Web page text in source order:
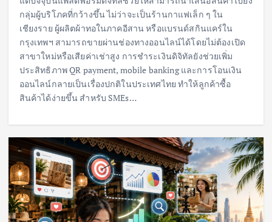
กลุ่มผู้บริโภคที่กว้างขึ้น ไม่ว่าจะเป็นร้านกาแฟเล็ก ๆ ใน
เชียงราย ผู้ผลิตผ้าทอในภาคอีสาน หรือแบรนด์สกินแคร์ใน
กรุงเทพฯ สามารถขายผ่านช่องทางออนไลน์ได้โดยไม่ต้องเปิด
สาขาใหม่หรือเสียค่าเช่าสูง การชำระเงินดิจิทัลยังช่วยเพิ่ม
ประสิทธิภาพ QR payment, mobile banking และการโอนเงิน
ออนไลน์กลายเป็นเรื่องปกติในประเทศไทย ทำให้ลูกค้าซื้อ
สินค้าได้ง่ายขึ้น สำหรับ SMEs…